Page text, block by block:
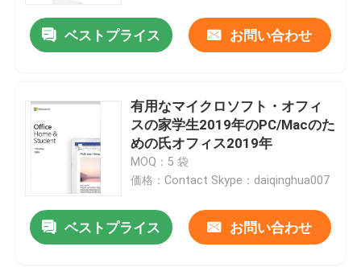
ベストプライス お問い合わせ
有用なマイクロソフト・オフィ
スの家学生2019年のPC/Macのた
めの氏オフィス2019年
MOQ：5 袋
価格：Contact Skype：daiqinghua007
ベストプライス お問い合わせ